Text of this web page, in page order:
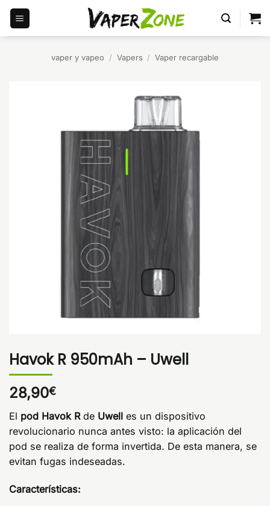
Saltar
contenido
vaper y vapeo / Vapers / Vaper recargable
Havok R 950mAh – Uwell
28,90€
El pod Havok R de Uwell es un dispositivo
revolucionario nunca antes visto: la aplicación del
pod se realiza de forma invertida. De esta manera, se
evitan fugas indeseadas.
Características: